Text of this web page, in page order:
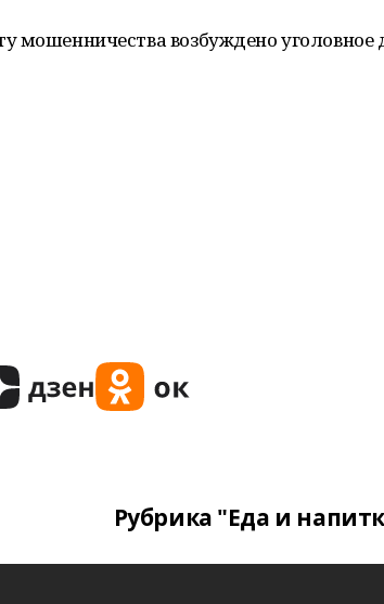
мошенничества возбуждено уголовное
Рубрика "Еда и